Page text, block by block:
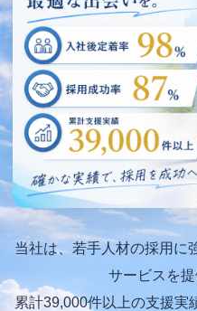
当社は、若手人材の採用に
サービスを提
累計39,000件以上の支援実